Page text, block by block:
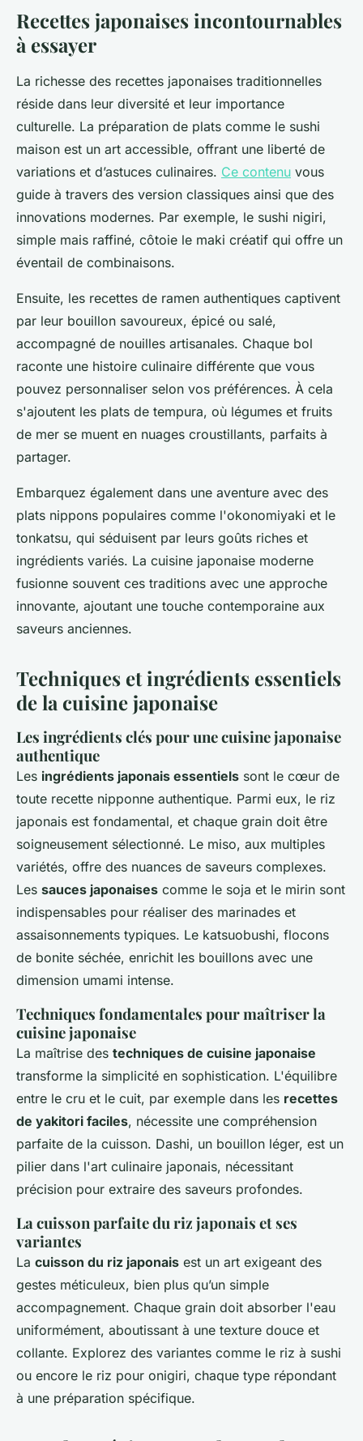
Recettes japonaises incontournables
à essayer
La richesse des recettes japonaises traditionnelles
réside dans leur diversité et leur importance
culturelle. La préparation de plats comme le sushi
maison est un art accessible, offrant une liberté de
variations et d’astuces culinaires. Ce contenu vous
guide à travers des version classiques ainsi que des
innovations modernes. Par exemple, le sushi nigiri,
simple mais raffiné, côtoie le maki créatif qui offre un
éventail de combinaisons.
Ensuite, les recettes de ramen authentiques captivent
par leur bouillon savoureux, épicé ou salé,
accompagné de nouilles artisanales. Chaque bol
raconte une histoire culinaire différente que vous
pouvez personnaliser selon vos préférences. À cela
s'ajoutent les plats de tempura, où légumes et fruits
de mer se muent en nuages croustillants, parfaits à
partager.
Embarquez également dans une aventure avec des
plats nippons populaires comme l'okonomiyaki et le
tonkatsu, qui séduisent par leurs goûts riches et
ingrédients variés. La cuisine japonaise moderne
fusionne souvent ces traditions avec une approche
innovante, ajoutant une touche contemporaine aux
saveurs anciennes.
Techniques et ingrédients essentiels
de la cuisine japonaise
Les ingrédients clés pour une cuisine japonaise
authentique
Les ingrédients japonais essentiels sont le cœur de
toute recette nipponne authentique. Parmi eux, le riz
japonais est fondamental, et chaque grain doit être
soigneusement sélectionné. Le miso, aux multiples
variétés, offre des nuances de saveurs complexes.
Les sauces japonaises comme le soja et le mirin sont
indispensables pour réaliser des marinades et
assaisonnements typiques. Le katsuobushi, flocons
de bonite séchée, enrichit les bouillons avec une
dimension umami intense.
Techniques fondamentales pour maîtriser la
cuisine japonaise
La maîtrise des techniques de cuisine japonaise
transforme la simplicité en sophistication. L'équilibre
entre le cru et le cuit, par exemple dans les recettes
de yakitori faciles, nécessite une compréhension
parfaite de la cuisson. Dashi, un bouillon léger, est un
pilier dans l'art culinaire japonais, nécessitant
précision pour extraire des saveurs profondes.
La cuisson parfaite du riz japonais et ses
variantes
La cuisson du riz japonais est un art exigeant des
gestes méticuleux, bien plus qu’un simple
accompagnement. Chaque grain doit absorber l'eau
uniformément, aboutissant à une texture douce et
collante. Explorez des variantes comme le riz à sushi
ou encore le riz pour onigiri, chaque type répondant
à une préparation spécifique.